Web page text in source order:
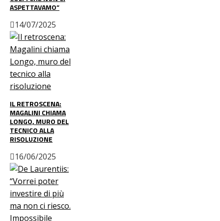
ASPETTAVAMO”
14/07/2025
IL RETROSCENA:
MAGALINI CHIAMA
LONGO, MURO DEL
TECNICO ALLA
RISOLUZIONE
16/06/2025